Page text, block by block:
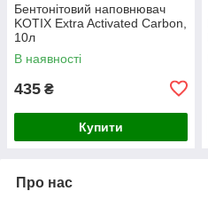
Бентонітовий наповнювач
KOTIX Extra Activated Carbon,
10л
В наявності
435 ₴
Купити
Про нас